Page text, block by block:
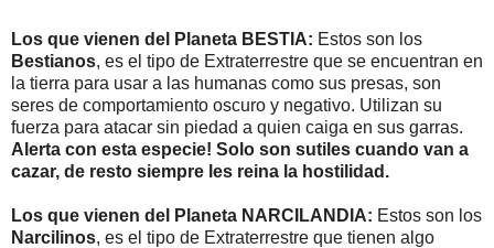
Los que vienen del Planeta BESTIA: Estos son los
Bestianos, es el tipo de Extraterrestre que se encuentran en
la tierra para usar a las humanas como sus presas, son
seres de comportamiento oscuro y negativo. Utilizan su
fuerza para atacar sin piedad a quien caiga en sus garras.
Alerta con esta especie! Solo son sutiles cuando van a
cazar, de resto siempre les reina la hostilidad.
Los que vienen del Planeta NARCILANDIA: Estos son los
Narcilinos, es el tipo de Extraterrestre que tienen algo